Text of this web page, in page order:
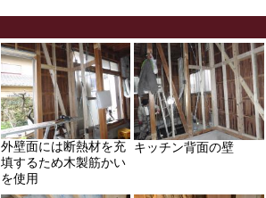
外壁面には断熱材を充
填するため木製筋かい
を使用
キッチン背面の壁